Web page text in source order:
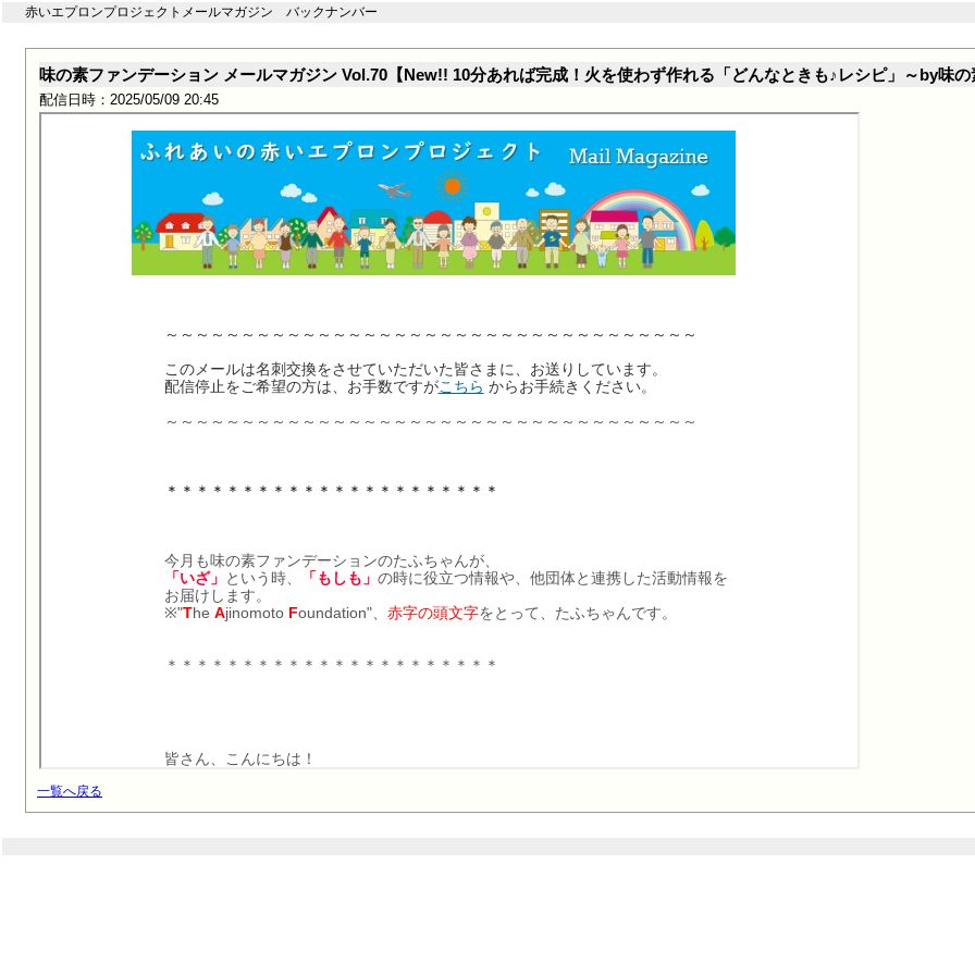
赤いエプロンプロジェクトメールマガジン バックナンバー
味の素ファンデーション メールマガジン Vol.70【New!! 10分あれば完成！火を使わず作れる「どんなときも♪レシピ」～by味の
配信日時：2025/05/09 20:45
一覧へ戻る